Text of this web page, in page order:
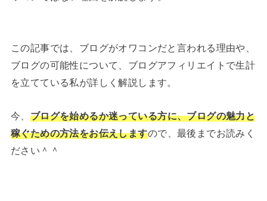
この記事では、ブログがオワコンだと言われる理由や、
ブログの可能性について、ブログアフィリエイトで生計
を立てている私が詳しく解説します。
今、 ブログを始めるか迷っている方に、ブログの魅力と
稼ぐための方法をお伝えしますので、最後までお読みく
ださい＾＾